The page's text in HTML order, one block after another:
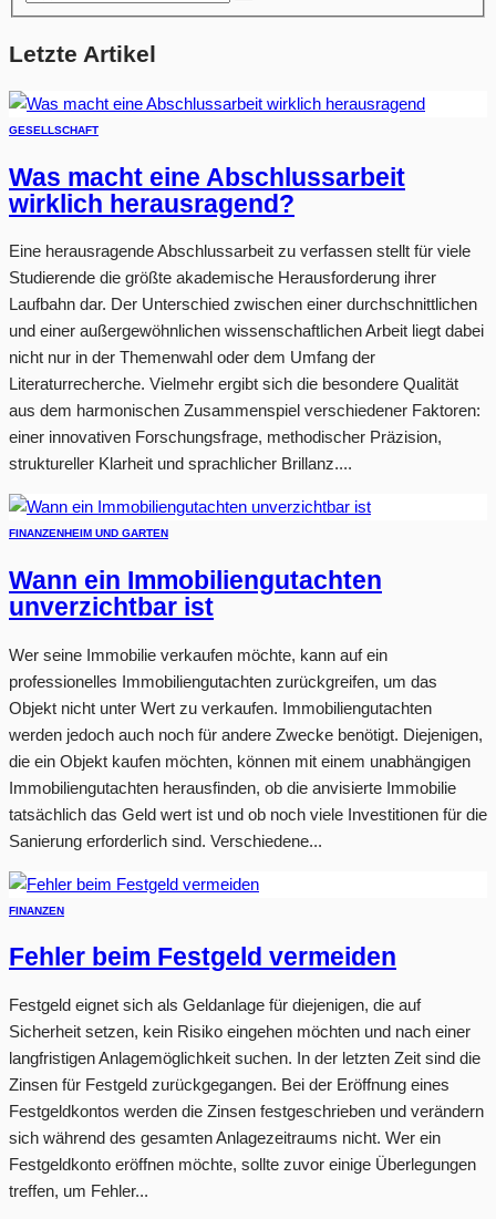
Letzte Artikel
GESELLSCHAFT
Was macht eine Abschlussarbeit
wirklich herausragend?
Eine herausragende Abschlussarbeit zu verfassen stellt für viele
Studierende die größte akademische Herausforderung ihrer
Laufbahn dar. Der Unterschied zwischen einer durchschnittlichen
und einer außergewöhnlichen wissenschaftlichen Arbeit liegt dabei
nicht nur in der Themenwahl oder dem Umfang der
Literaturrecherche. Vielmehr ergibt sich die besondere Qualität
aus dem harmonischen Zusammenspiel verschiedener Faktoren:
einer innovativen Forschungsfrage, methodischer Präzision,
struktureller Klarheit und sprachlicher Brillanz....
FINANZENHEIM UND GARTEN
Wann ein Immobiliengutachten
unverzichtbar ist
Wer seine Immobilie verkaufen möchte, kann auf ein
professionelles Immobiliengutachten zurückgreifen, um das
Objekt nicht unter Wert zu verkaufen. Immobiliengutachten
werden jedoch auch noch für andere Zwecke benötigt. Diejenigen,
die ein Objekt kaufen möchten, können mit einem unabhängigen
Immobiliengutachten herausfinden, ob die anvisierte Immobilie
tatsächlich das Geld wert ist und ob noch viele Investitionen für die
Sanierung erforderlich sind. Verschiedene...
FINANZEN
Fehler beim Festgeld vermeiden
Festgeld eignet sich als Geldanlage für diejenigen, die auf
Sicherheit setzen, kein Risiko eingehen möchten und nach einer
langfristigen Anlagemöglichkeit suchen. In der letzten Zeit sind die
Zinsen für Festgeld zurückgegangen. Bei der Eröffnung eines
Festgeldkontos werden die Zinsen festgeschrieben und verändern
sich während des gesamten Anlagezeitraums nicht. Wer ein
Festgeldkonto eröffnen möchte, sollte zuvor einige Überlegungen
treffen, um Fehler...